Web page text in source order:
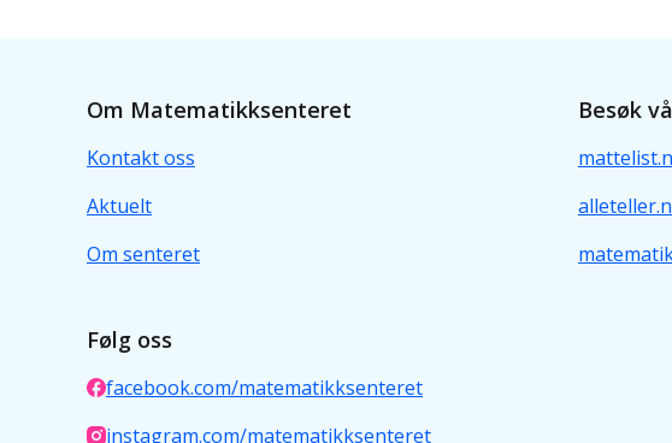
Om Matematikksenteret
Kontakt oss
Aktuelt
Om senteret
Besøk
Følg oss
facebook.com/matematikksenteret
instagram.com/matematikksenteret